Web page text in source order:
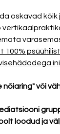
oskavad kõik
nõiaring" või
loodud ja